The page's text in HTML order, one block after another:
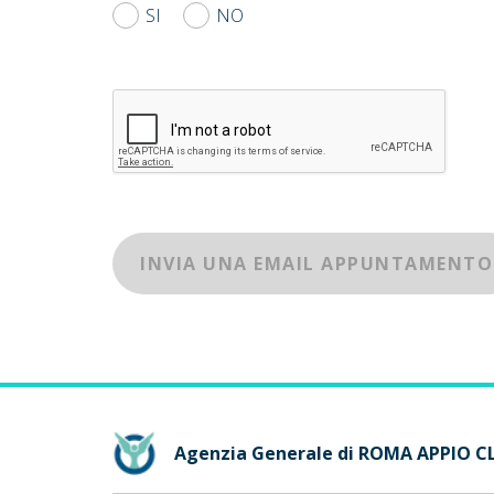
SI NO
INVIA UNA EMAIL APPUNTAMENTO
Agenzia Generale di ROMA APPIO